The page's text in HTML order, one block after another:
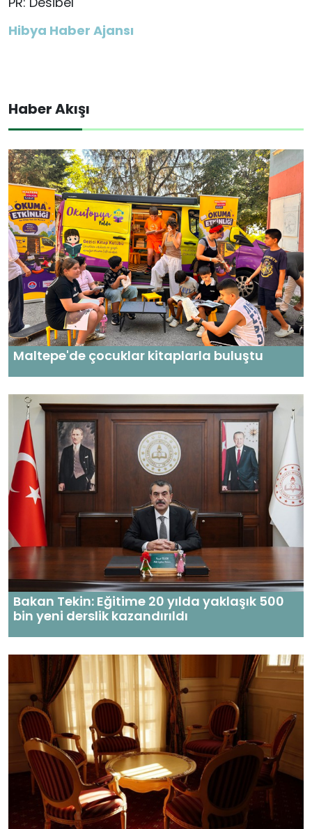
Hibya Haber Ajansı
Haber Akışı
Maltepe'de çocuklar kitaplarla buluştu
Bakan Tekin: Eğitime 20 yılda yaklaşık 500
bin yeni derslik kazandırıldı